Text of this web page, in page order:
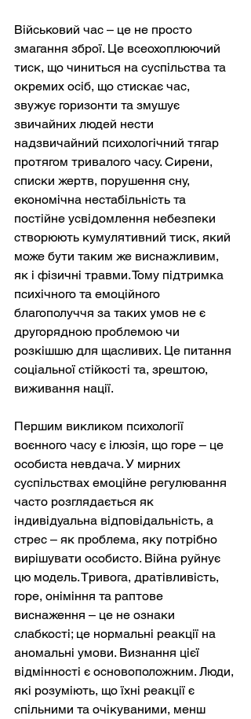
Військовий час – це не просто
змагання зброї. Це всеохоплюючий
тиск, що чиниться на суспільства та
окремих осіб, що стискає час,
звужує горизонти та змушує
звичайних людей нести
надзвичайний психологічний тягар
протягом тривалого часу. Сирени,
списки жертв, порушення сну,
економічна нестабільність та
постійне усвідомлення небезпеки
створюють кумулятивний тиск, який
може бути таким же виснажливим,
як і фізичні травми. Тому підтримка
психічного та емоційного
благополуччя за таких умов не є
другорядною проблемою чи
розкішшю для щасливих. Це питання
соціальної стійкості та, зрештою,
виживання нації.
Першим викликом психології
воєнного часу є ілюзія, що горе – це
особиста невдача. У мирних
суспільствах емоційне регулювання
часто розглядається як
індивідуальна відповідальність, а
стрес – як проблема, яку потрібно
вирішувати особисто. Війна руйнує
цю модель. Тривога, дратівливість,
горе, оніміння та раптове
виснаження – це не ознаки
слабкості; це нормальні реакції на
аномальні умови. Визнання цієї
відмінності є основоположним. Люди,
які розуміють, що їхні реакції є
спільними та очікуваними, менш